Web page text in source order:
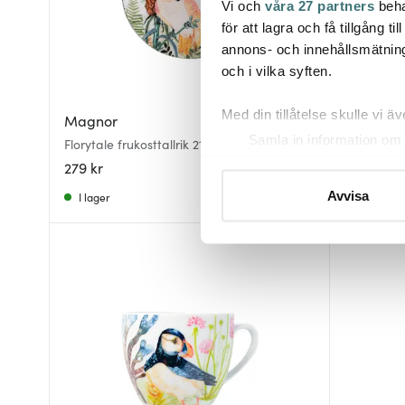
Vi och våra 27 partners
för att lagra och få tillgång
annons- och
och i vilka syften.
Med din tillåtelse skulle vi
Samla in information
eller dra tillbaka ditt
Avvisa
Magnor
Florytale frukosttallrik 21 cm cockatoo
279 kr
I lager
Magnor
Florytale
Slut online